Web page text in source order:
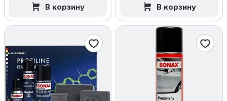
В корзину В корзину